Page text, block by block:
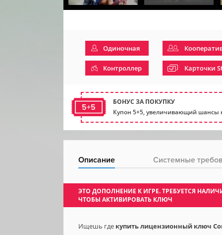
Одиночная
Контроллер Карточки
5+5
БОНУС ЗА ПОКУПКУ
Купон 5+5, увеличивающий шансы
Описание Системные
ЭТО ДОПОЛНЕНИЕ К ИГРЕ. ТРЕБУЕТСЯ
ЧТОБЫ АКТИВИРОВАТЬ КЛЮЧ
Ищешь где купить лицензионный ключ